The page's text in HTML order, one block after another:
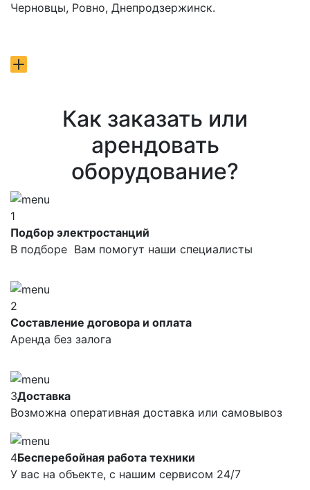
Черновцы, Ровно, Днепродзержинск.
Как заказать или
арендовать
оборудование?
1
Подбор электростанций
В подборе Вам помогут наши специалисты
2
Составление договора и оплата
Аренда без залога
3Доставка
Возможна оперативная доставка или самовывоз
4Бесперебойная работа техники
У вас на объекте, с нашим сервисом 24/7